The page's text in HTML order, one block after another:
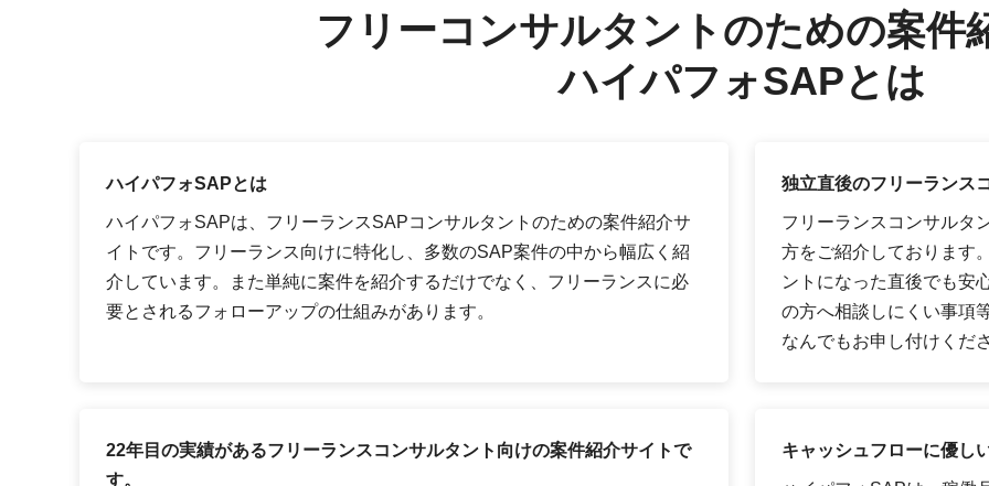
フリーコンサルタントのための案件
ハイパフォSAPとは
ハイパフォSAPとは
ハイパフォSAPは、フリーランスSAPコンサルタントのための案件紹介サ
イトです。フリーランス向けに特化し、多数のSAP案件の中から幅広く紹
介しています。また単純に案件を紹介するだけでなく、フリーランスに必
要とされるフォローアップの仕組みがあります。
独立直後のフリーランス
フリーランスコンサルタ
方をご紹介しております
ントになった直後でも安
の方へ相談しにくい事項
なんでもお申し付けくだ
22年目の実績があるフリーランスコンサルタント向けの案件紹介サイトで
す。
キャッシュフローに優し